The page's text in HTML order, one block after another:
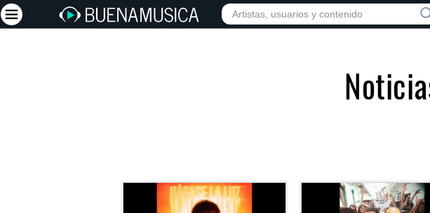
INICIO ARTISTAS RED SOCIAL